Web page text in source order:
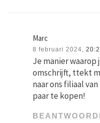
Marc
8 februari 2024,
Je manier waarop
omschrijft, ttekt
naar ons filiaal
paar te kopen!